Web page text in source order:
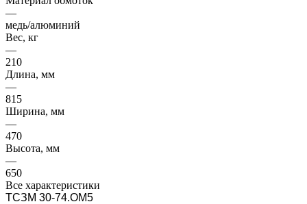
—
медь/алюминий
Вес, кг
—
210
Длина, мм
—
815
Ширина, мм
—
470
Высота, мм
—
650
Все характеристики
ТСЗМ 30-74.ОМ5